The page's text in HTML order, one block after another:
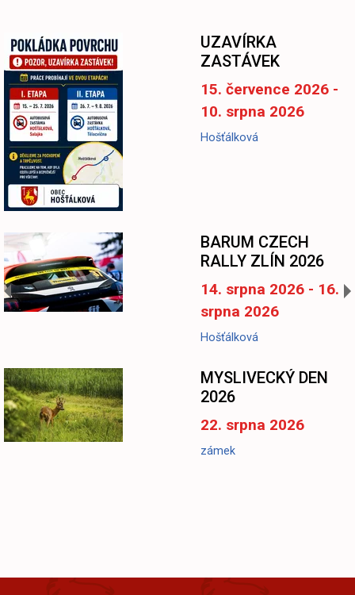
UZAVÍRKA
ZASTÁVEK
15. července 2026 -
10. srpna 2026
Hošťálková
BARUM CZECH
RALLY ZLÍN 2026
14. srpna 2026 - 16.
srpna 2026
Hošťálková
MYSLIVECKÝ DEN
2026
22. srpna 2026
zámek